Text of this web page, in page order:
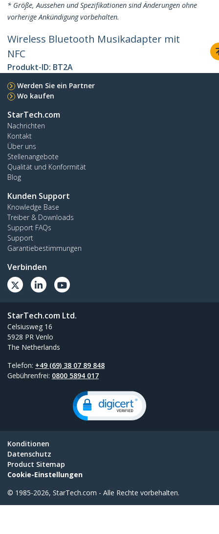
* Größe, Aussehen und Spezifikationen sind Änderungen ohne
vorherige Ankündigung vorbehalten.
Wireless Bluetooth Musikadapter mit
NFC
Produkt-ID: BT2A
Werden Sie ein Partner
Wo kaufen
StarTech.com
Nachrichten
Kontakt
Über uns
Stellenangebote
Qualität und Konformität
Blog
Kunden Support
Knowledge Base
Treiber & Downloads
Support FAQs
Support
Garantiebestimmungen
Verbinden
StarTech.com Ltd.
Celsiusweg 16
5928 PR Venlo
The Netherlands
Telefon: +49 (69) 38 07 89 848
Gebührenfrei: 0800 5894 017
Konditionen
Datenschutz
Product Sitemap
Cookie-Einstellungen
© 1985-2026, StarTech.com - Alle Rechte vorbehalten.